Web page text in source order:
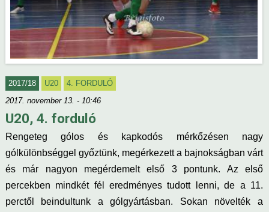
2017/18 U20
4. FORDULÓ
2017. november 13. - 10:46
U20, 4. forduló
Rengeteg gólos és kapkodós mérkőzésen nagy
gólkülönbséggel győztünk, megérkezett a bajnokságban várt
és már nagyon megérdemelt első 3 pontunk. Az első
percekben mindkét fél eredményes tudott lenni, de a 11.
perctől beindultunk a gólgyártásban. Sokan növelték a